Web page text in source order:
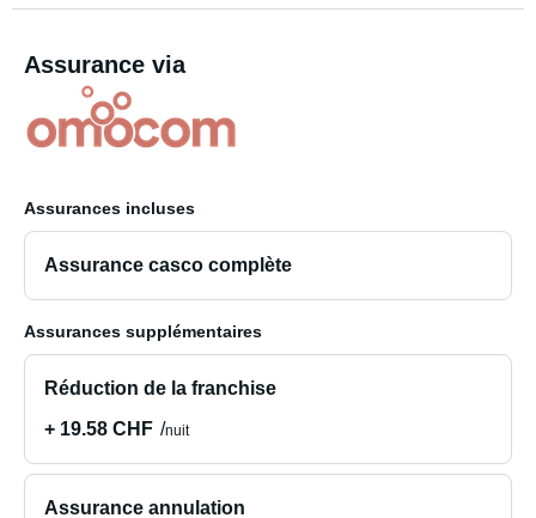
Assurance via
Assurances incluses
Assurance casco complète
Assurances supplémentaires
Réduction de la franchise
+ 19.58 CHF
nuit
Assurance annulation